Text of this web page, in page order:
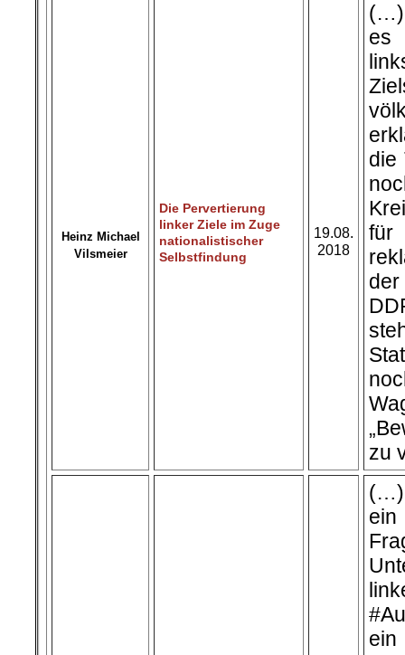
Heinz Michael
Vilsmeier
Die Pervertierung
linker Ziele im Zuge
nationalistischer
Selbstfindung
19.08.
2018
(…)
es
die
für
zu
(…)
ein